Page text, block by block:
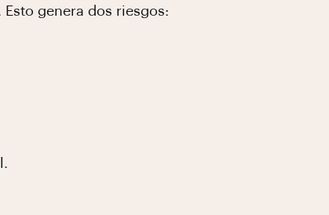
genera dos riesgos: